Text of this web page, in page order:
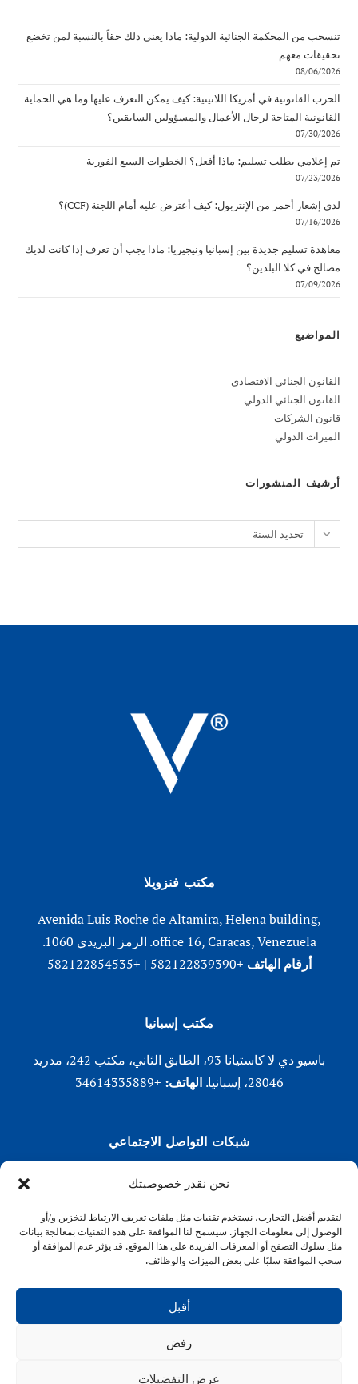
نحن نقدر خصوصيتك
لتقديم أفضل التجارب، نستخدم تقنيات مثل ملفات تعريف الارتباط لتخزين و/أو
الوصول إلى معلومات الجهاز. سيسمح لنا الموافقة على هذه التقنيات بمعالجة بيانات
مثل سلوك التصفح أو المعرفات الفريدة على هذا الموقع. قد يؤثر عدم الموافقة أو
سحب الموافقة سلبًا على بعض الميزات والوظائف.
أقبل
رفض
عرض التفضيلات
تنسحب من المحكمة الجنائية الدولية: ماذا يعني ذلك حقاً بالنسبة لمن تخضع
تحقيقات معهم
08/06/2026
الحرب القانونية في أمريكا اللاتينية: كيف يمكن التعرف عليها وما هي الحماية
القانونية المتاحة لرجال الأعمال والمسؤولين السابقين؟
07/30/2026
تم إعلامي بطلب تسليم: ماذا أفعل؟ الخطوات السبع الفورية
07/23/2026
لدي إشعار أحمر من الإنتربول: كيف أعترض عليه أمام اللجنة (CCF)؟
07/16/2026
معاهدة تسليم جديدة بين إسبانيا ونيجيريا: ماذا يجب أن تعرف إذا كانت لديك
مصالح في كلا البلدين؟
07/09/2026
المواضيع
القانون الجنائي الاقتصادي
القانون الجنائي الدولي
قانون الشركات
الميراث الدولي
أرشيف المنشورات
الأرشيفتحديد السنة
مكتب فنزويلا
Avenida Luis Roche de Altamira, Helena building,
office 16, Caracas, Venezuela. الرمز البريدي 1060.
أرقام الهاتف +582122839390 | +582122854535
مكتب إسبانيا
باسيو دي لا كاستيانا 93، الطابق الثاني، مكتب 242، مدريد
28046، إسبانيا.
الهاتف: +34614335889
شبكات التواصل الاجتماعي
لينكد إن
انستقرام
فيسبوك
VENFORT® 2026